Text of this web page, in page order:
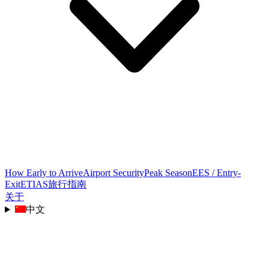
How Early to ArriveAirport SecurityPeak SeasonEES / Entry-
ExitETIAS旅行指南
关于
中文